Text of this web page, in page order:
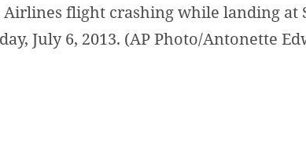
Airlines flight crashing while landing at
July 6, 2013. (AP Photo/Antonette